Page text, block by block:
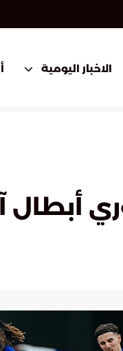
الاخبار اليومية
أبطال